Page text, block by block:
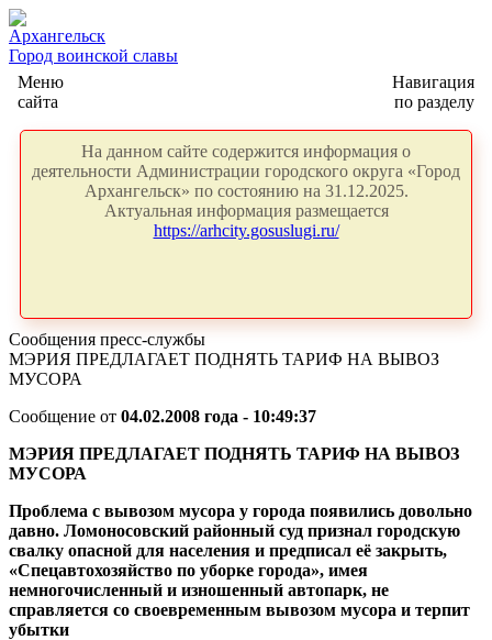
Архангельск
Город воинской славы
Меню
сайта
Навигация
по разделу
На данном сайте содержится информация о
деятельности Администрации городского округа «Город
Архангельск» по состоянию на 31.12.2025.
Актуальная информация размещается
https://arhcity.gosuslugi.ru/
Сообщения пресс-службы
МЭРИЯ ПРЕДЛАГАЕТ ПОДНЯТЬ ТАРИФ НА ВЫВОЗ
МУСОРА
Сообщение от 04.02.2008 года - 10:49:37
МЭРИЯ ПРЕДЛАГАЕТ ПОДНЯТЬ ТАРИФ НА ВЫВОЗ
МУСОРА
Проблема с вывозом мусора у города появились довольно
давно. Ломоносовский районный суд признал городскую
свалку опасной для населения и предписал её закрыть,
«Спецавтохозяйство по уборке города», имея
немногочисленный и изношенный автопарк, не
справляется со своевременным вывозом мусора и терпит
убытки